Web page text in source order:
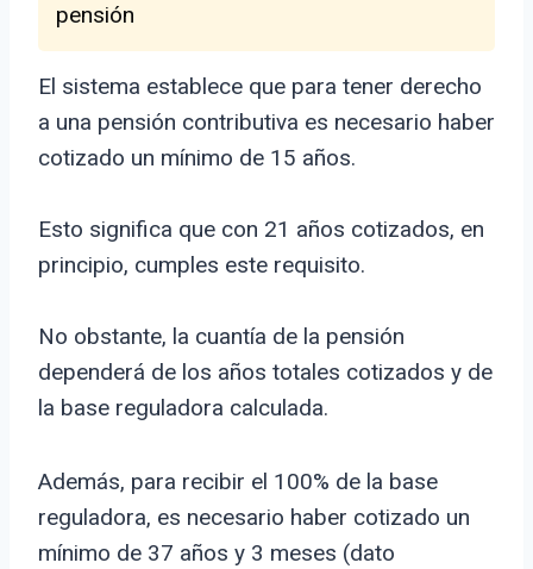
pensión
El sistema establece que para tener derecho
a una pensión contributiva es necesario haber
cotizado un mínimo de 15 años.
Esto significa que con 21 años cotizados, en
principio, cumples este requisito.
No obstante, la cuantía de la pensión
dependerá de los años totales cotizados y de
la base reguladora calculada.
Además, para recibir el 100% de la base
reguladora, es necesario haber cotizado un
mínimo de 37 años y 3 meses (dato